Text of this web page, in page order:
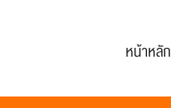
หน้าหลัก